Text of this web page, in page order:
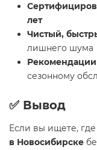
лет
Чистый,
лишнего шума
сезонному
✅ Вывод
Если вы ищете, где
в Новосибирске